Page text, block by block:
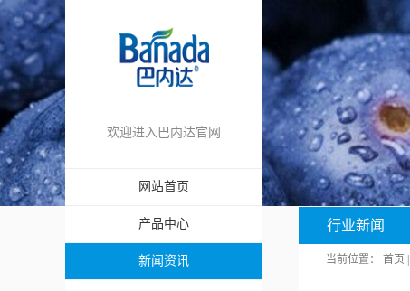
欢迎进入巴内达官网
网站首页
产品中心
新闻资讯
行业新闻
当前位置： 首页